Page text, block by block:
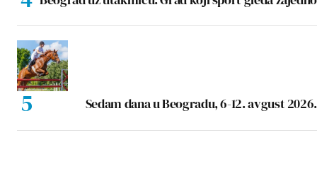
Sedam dana u Beogradu, 6-12. avgust 2026.